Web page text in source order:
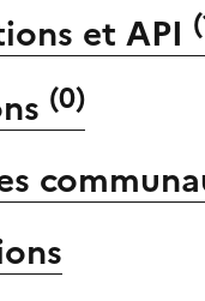
et API (
(0)